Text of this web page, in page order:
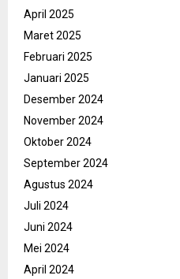
April 2025
Maret 2025
Februari 2025
Januari 2025
Desember 2024
November 2024
Oktober 2024
September 2024
Agustus 2024
Juli 2024
Juni 2024
Mei 2024
April 2024